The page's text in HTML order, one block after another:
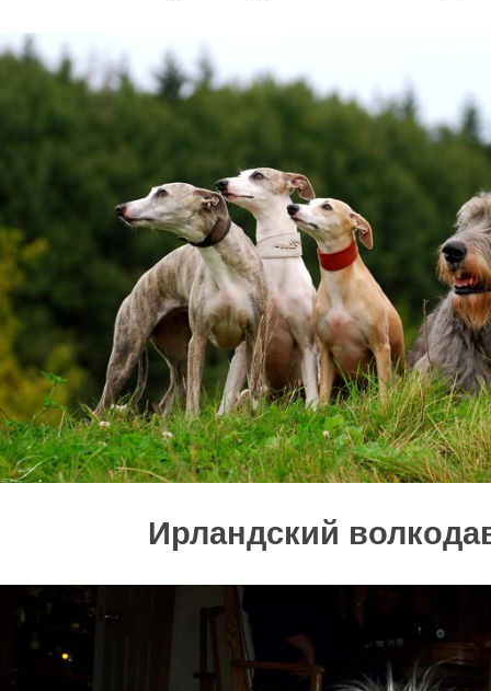
Ирландский